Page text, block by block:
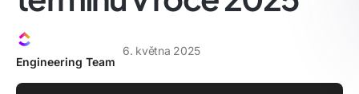
Engineering Team
6. května 2025